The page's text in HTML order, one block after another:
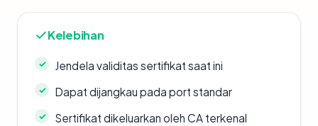
Kelebihan
Jendela validitas sertifikat saat ini
Dapat dijangkau pada port standar
Sertifikat dikeluarkan oleh CA terkenal